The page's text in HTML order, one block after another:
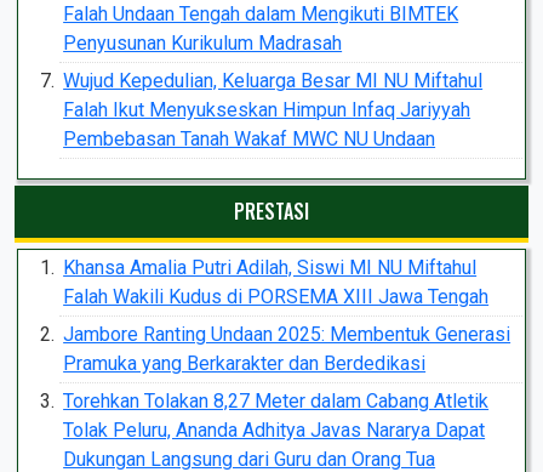
Falah Undaan Tengah dalam Mengikuti BIMTEK
Penyusunan Kurikulum Madrasah
Wujud Kepedulian, Keluarga Besar MI NU Miftahul
Falah Ikut Menyukseskan Himpun Infaq Jariyyah
Pembebasan Tanah Wakaf MWC NU Undaan
PRESTASI
Khansa Amalia Putri Adilah, Siswi MI NU Miftahul
Falah Wakili Kudus di PORSEMA XIII Jawa Tengah
Jambore Ranting Undaan 2025: Membentuk Generasi
Pramuka yang Berkarakter dan Berdedikasi
Torehkan Tolakan 8,27 Meter dalam Cabang Atletik
Tolak Peluru, Ananda Adhitya Javas Nararya Dapat
Dukungan Langsung dari Guru dan Orang Tua